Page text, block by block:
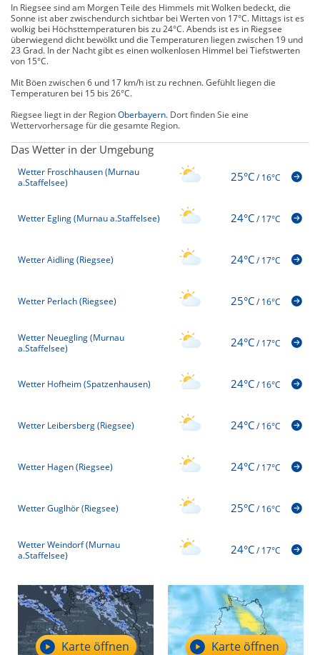
In Riegsee sind am Morgen Teile des Himmels mit Wolken bedeckt, die
Sonne ist aber zwischendurch sichtbar bei Werten von 17°C. Mittags ist es
wolkig bei Höchsttemperaturen bis zu 24°C. Abends ist es in Riegsee
überwiegend dicht bewölkt und die Temperaturen liegen zwischen 19 und
23 Grad. In der Nacht gibt es einen wolkenlosen Himmel bei Tiefstwerten
von 15°C.
Mit Böen zwischen 6 und 17 km/h ist zu rechnen. Gefühlt liegen die
Temperaturen bei 15 bis 26°C.
Riegsee liegt in der RegionOberbayern. Dort finden Sie eine
Wettervorhersage für die gesamte Region.
Das Wetter in der Umgebung
Wetter Froschhausen (Murnau
a.Staffelsee)
25°C/16°C
Wetter Egling (Murnau a.Staffelsee) 24°C/17°C
Wetter Aidling (Riegsee) 24°C/17°C
Wetter Perlach (Riegsee) 25°C/16°C
Wetter Neuegling (Murnau
a.Staffelsee)
24°C/17°C
Wetter Hofheim (Spatzenhausen) 24°C/16°C
Wetter Leibersberg (Riegsee) 24°C/16°C
Wetter Hagen (Riegsee) 24°C/17°C
Wetter Guglhör (Riegsee) 25°C/16°C
Wetter Weindorf (Murnau
a.Staffelsee)
24°C/17°C
Karte öffnen Karte öffnen